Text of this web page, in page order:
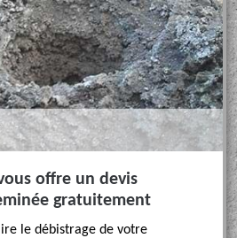
offre un devis
gratuitement
le débistrage de votre